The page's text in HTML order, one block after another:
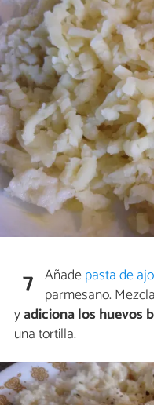
7 Añadepasta de ajo
parmesano.
yadiciona los huevos
una tortilla.